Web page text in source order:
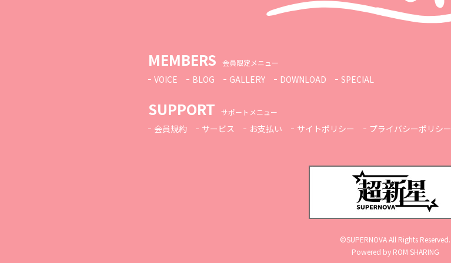
MEMBERS 会員限定メニュー
VOICE BLOG GALLERY DOWNLOAD SPECIAL
SUPPORT サポートメニュー
会員規約 サービス お支払い サイトポリシー プライバシーポリシー
©SUPERNOVA All Rights Reserved.
Powered by ROM SHARING